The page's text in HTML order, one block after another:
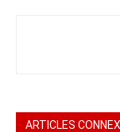
ARTICLES